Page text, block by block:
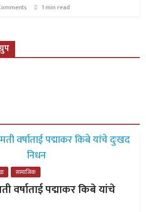
1 min read
सामाजिक
वर्षाताई पद्माकर किबे यांचे